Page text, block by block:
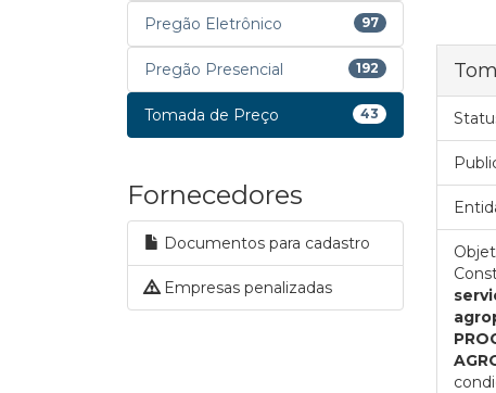
Pregão Eletrônico 97
Pregão Presencial 192
Tomada de Preço 43
Fornecedores
Documentos para cadastro
Empresas penalizadas